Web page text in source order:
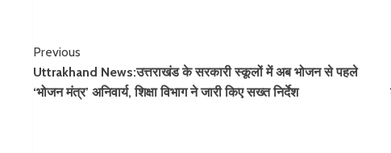
Continue
Reading
Previous
Uttrakhand News:उत्तराखंड के सरकारी स्कूलों में अब भोजन से पहले
‘भोजन मंत्र’ अनिवार्य, शिक्षा विभाग ने जारी किए सख्त निर्देश